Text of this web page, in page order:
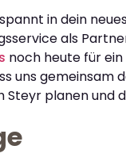
in dein
als
noch heute für
uns gemeinsam
Steyr planen und